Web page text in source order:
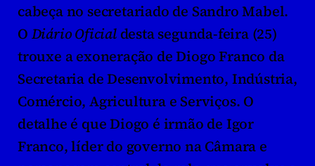
cabeça no secretariado de Sandro Mabel.
O Diário Oficial desta segunda-feira (25)
trouxe a exoneração de Diogo Franco da
Secretaria de Desenvolvimento, Indústria,
Comércio, Agricultura e Serviços. O
detalhe é que Diogo é irmão de Igor
Franco, líder do governo na Câmara e